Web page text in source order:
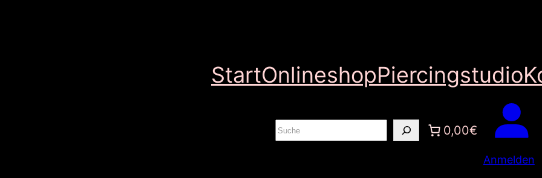
StartOnlineshopPiercingstudio
S
u
0,00€
Anmelden